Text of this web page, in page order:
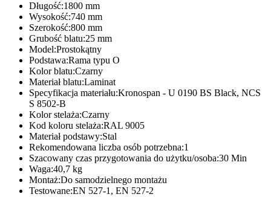
Długość:1800 mm
Wysokość:740 mm
Szerokość:800 mm
Grubość blatu:25 mm
Model:Prostokątny
Podstawa:Rama typu O
Kolor blatu:Czarny
Materiał blatu:Laminat
Specyfikacja materiału:Kronospan - U 0190 BS Black, NCS
S 8502-B
Kolor stelaża:Czarny
Kod koloru stelaża:RAL 9005
Materiał podstawy:Stal
Rekomendowana liczba osób potrzebna:1
Szacowany czas przygotowania do użytku/osoba:30 Min
Waga:40,7 kg
Montaż:Do samodzielnego montażu
Testowane:EN 527-1, EN 527-2